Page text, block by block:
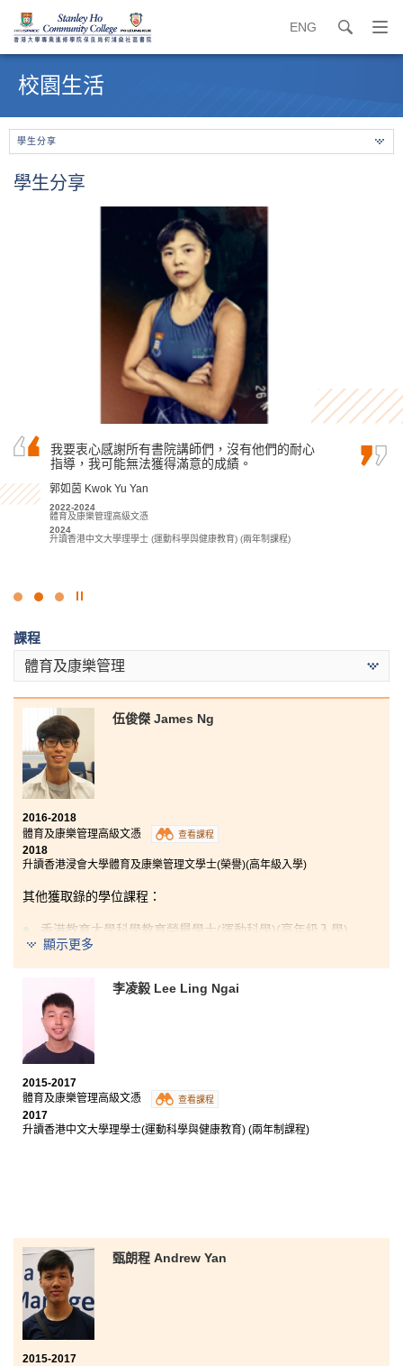
ENG search
打
開
始
校園生活
學生分享
學生分享
你可能是帶着淚水進來書院，但希望你離開時可
以帶着微笑。也許你在書院就讀的課程不是你理
課程。
孫慧淇 Sun Wai Ki
2021-2023
應用社會科學副學士(傳理、公關及新聞)
我要衷心感謝所有書院講師們，沒有他們的耐心
指導，我可能無法獲得滿意的成績。
郭如茵 Kwok Yu Yan
2022-2024
體育及康樂管理高級文憑
2024
升讀香港中文大學理學士 (運動科學與健康教育) (兩年制課程)
感謝一眾講師和學生輔導主任循循善誘的教導和
鼓勵，在升學路上給予我無限信心，使我能如願
麥凱婷 Heidi Mak
2022-2024
應用社會科學副學士 (青年與社會服務)
2024
點
止
幻
燈
片
課程
體育及康樂管理
伍俊傑 James Ng
2016-2018
體育及康樂管理高級文憑
查看課程
2018
升讀香港浸會大學體育及康樂管理文學士(榮譽)(高年級入學)
其他獲取錄的學位課程：
香港教育大學科學教育榮譽學士(運動科學)(高年級入學)
我很感謝書院提供了不同的實習機會，我被派到紀律部
隊的康樂會當會所助理，從中了解行業的發展及擴闊眼
界經驗，讓自己為未來好好裝備。希望同學不要因為公
開試的成績未如理想而影響自己未來的去向，要好好分
配時間和重新訂立自己的目標。
顯示更多
李凌毅 Lee Ling Ngai
2015-2017
體育及康樂管理高級文憑
查看課程
2017
升讀香港中文大學理學士(運動科學與健康教育) (兩年制課程)
甄朗程 Andrew Yan
2015-2017